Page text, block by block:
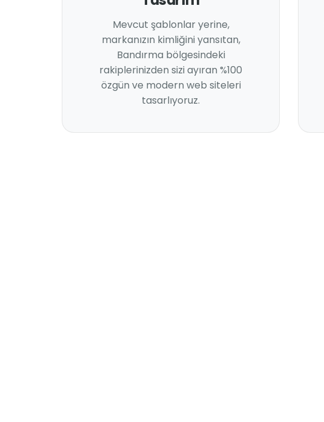
Mevcut şablonlar yerine,
markanızın kimliğini yansıtan,
Bandırma bölgesindeki
rakiplerinizden sizi ayıran %100
özgün ve modern web siteleri
tasarlıyoruz.